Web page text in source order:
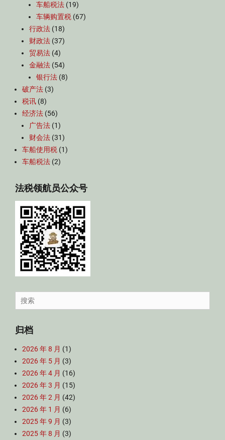
车船税法 (19)
车辆购置税 (67)
行政法 (18)
财政法 (37)
贸易法 (4)
金融法 (54)
银行法 (8)
破产法 (3)
税讯 (8)
经济法 (56)
广告法 (1)
财会法 (31)
车船使用税 (1)
车船税法 (2)
法税领航员公众号
Search
for:
归档
2026 年 8 月 (1)
2026 年 5 月 (3)
2026 年 4 月 (16)
2026 年 3 月 (15)
2026 年 2 月 (42)
2026 年 1 月 (6)
2025 年 9 月 (3)
2025 年 8 月 (3)